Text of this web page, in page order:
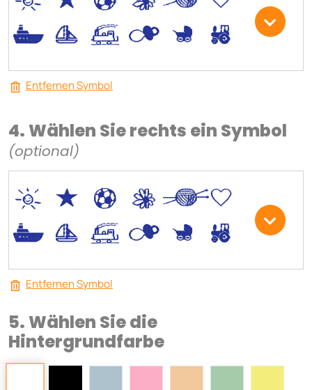
. < ; S R M
Entfernen Symbol
4. Wählen Sie rechts ein Symbol
(optional)
* V C + WU
. < ; S R M
Entfernen Symbol
5. Wählen Sie die
Hintergrundfarbe